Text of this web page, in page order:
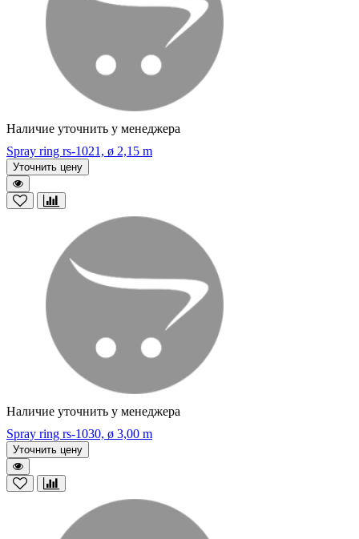
Наличие уточнить у менеджера
Spray ring rs-1021, ø 2,15 m
Уточнить цену
Наличие уточнить у менеджера
Spray ring rs-1030, ø 3,00 m
Уточнить цену